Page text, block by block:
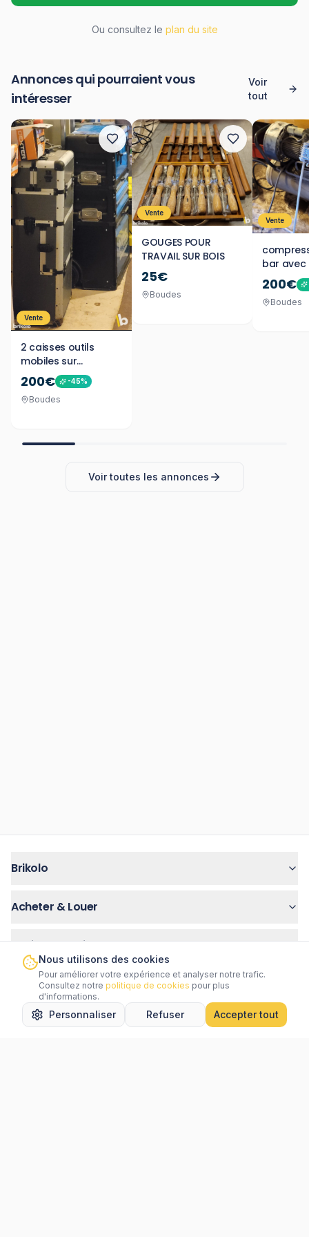
Ou consultez le plan du site
Annonces qui pourraient vous
intéresser
Voir
tout
Vente
2 caisses outils
mobiles sur
roulettes
200€ -45%
Boudes
Vente
GOUGES POUR
TRAVAIL SUR BOIS
25€
Boudes
Vente
bar avec
tampon
200€
Boudes
Voir toutes les annonces
Brikolo
Acheter & Louer
Outils populaires
Services
Aide
Accueil Rechercher Favoris Messages Menu
Nous utilisons des cookies
Pour améliorer votre expérience et analyser notre trafic.
Consultez notre politique de cookies pour plus
d'informations.
Personnaliser Refuser Accepter tout